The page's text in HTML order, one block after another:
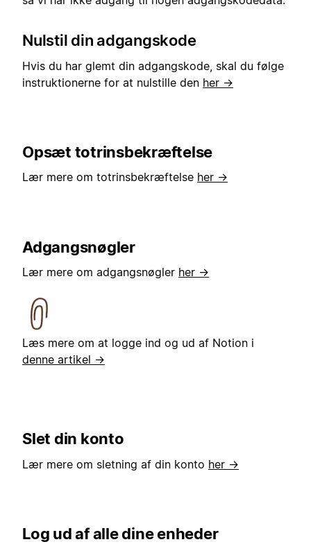
Nulstil din adgangskode
Hvis du har glemt din adgangskode, skal du følge
instruktionerne for at nulstille den her →
Opsæt totrinsbekræftelse
Lær mere om totrinsbekræftelse her →
Adgangsnøgler
Lær mere om adgangsnøgler her →
Læs mere om at logge ind og ud af Notion i
denne artikel →
Slet din konto
Lær mere om sletning af din konto her →
Log ud af alle dine enheder